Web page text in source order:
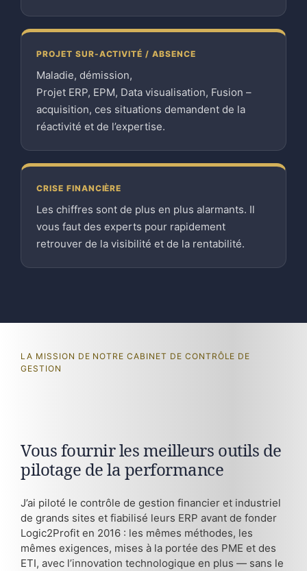
PROJET SUR-ACTIVITÉ / ABSENCE
Maladie, démission,
Projet ERP, EPM, Data visualisation, Fusion –
acquisition, ces situations demandent de la
réactivité et de l’expertise.
CRISE FINANCIÈRE
Les chiffres sont de plus en plus alarmants. Il
vous faut des experts pour rapidement
retrouver de la visibilité et de la rentabilité.
LA MISSION DE NOTRE CABINET DE CONTRÔLE DE
GESTION
Vous fournir les meilleurs outils de
pilotage de la performance
J’ai piloté le contrôle de gestion financier et industriel
de grands sites et fiabilisé leurs ERP avant de fonder
Logic2Profit en 2016 : les mêmes méthodes, les
mêmes exigences, mises à la portée des PME et des
ETI, avec l’innovation technologique en plus — sans le